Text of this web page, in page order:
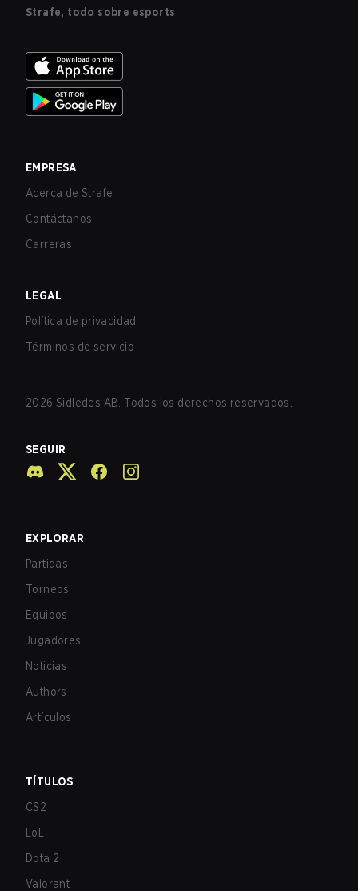
Strafe, todo sobre esports
EMPRESA
Acerca de Strafe
Contáctanos
Carreras
LEGAL
Política de privacidad
Términos de servicio
2026 Sidledes AB. Todos los derechos reservados.
SEGUIR
EXPLORAR
Partidas
Torneos
Equipos
Jugadores
Noticias
Authors
Artículos
TÍTULOS
CS2
LoL
Dota 2
Valorant